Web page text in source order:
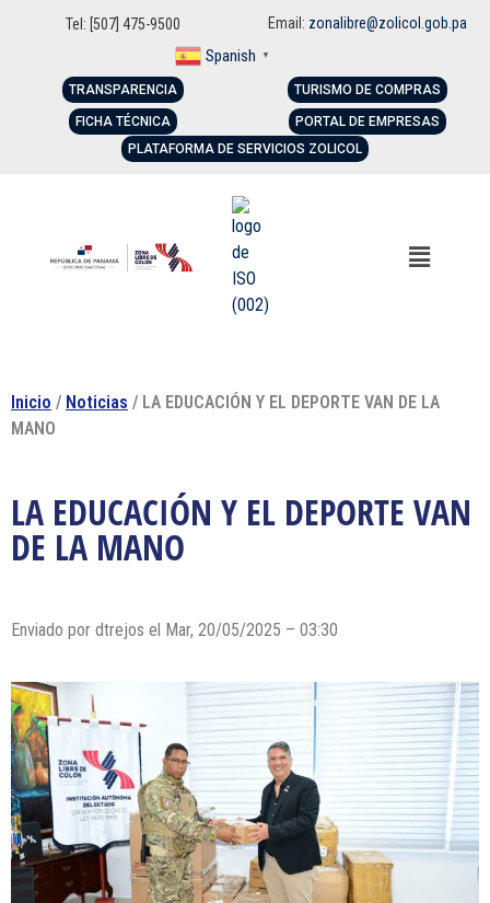
Tel: [507] 475-9500 Email: zonalibre@zolicol.gob.pa
Spanish ▼
TRANSPARENCIA
FICHA TÉCNICA
TURISMO DE COMPRAS
PORTAL DE EMPRESAS
PLATAFORMA DE SERVICIOS ZOLICOL
Inicio / Noticias / LA EDUCACIÓN Y EL DEPORTE VAN DE LA
MANO
LA EDUCACIÓN Y EL DEPORTE VAN
DE LA MANO
Enviado por dtrejos el Mar, 20/05/2025 – 03:30